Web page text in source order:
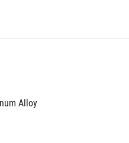
Alloy